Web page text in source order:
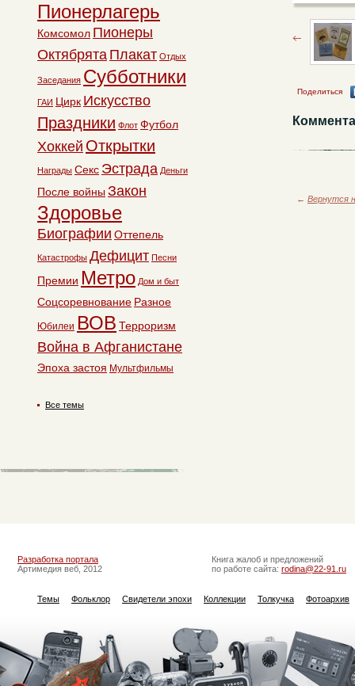
Поделиться
← Вернутся
Пионерлагерь
Комсомол Пионеры
Октябрята Плакат Отдых
Заседания Субботники
ГАИ Цирк Искусство
Праздники Флот Футбол
Хоккей Открытки
Награды Секс Эстрада Деньги
После войны Закон
Здоровье
Биографии Оттепель
Катастрофы Дефицит Песни
Премии Метро Дом и быт
Соцсоревнование Разное
Юбилеи ВОВ Терроризм
Война в Афганистане
Эпоха застоя Мультфильмы
Все темы
Разработка портала
Артимедия веб, 2012
Книга жалоб и предложений
по работе сайта: rodina@22-91.ru
Темы Фольклор Свидетели эпохи Коллекции Толкучка Фотоархив